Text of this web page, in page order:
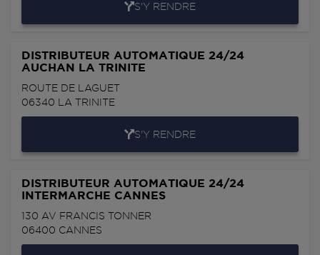
S'Y RENDRE
DISTRIBUTEUR AUTOMATIQUE 24/24
AUCHAN LA TRINITE
ROUTE DE LAGUET
06340 LA TRINITE
S'Y RENDRE
DISTRIBUTEUR AUTOMATIQUE 24/24
INTERMARCHE CANNES
130 AV FRANCIS TONNER
06400 CANNES